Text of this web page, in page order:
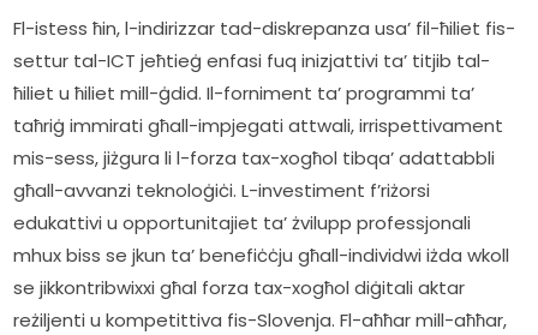
Fl-istess ħin, l-indirizzar tad-diskrepanza usa’ fil-ħiliet fis-
settur tal-ICT jeħtieġ enfasi fuq inizjattivi ta’ titjib tal-
ħiliet u ħiliet mill-ġdid. Il-forniment ta’ programmi ta’
taħriġ immirati għall-impjegati attwali, irrispettivament
mis-sess, jiżgura li l-forza tax-xogħol tibqa’ adattabbli
għall-avvanzi teknoloġiċi. L-investiment f’riżorsi
edukattivi u opportunitajiet ta’ żvilupp professjonali
mhux biss se jkun ta’ benefiċċju għall-individwi iżda wkoll
se jikkontribwixxi għal forza tax-xogħol diġitali aktar
reżiljenti u kompetittiva fis-Slovenja. Fl-aħħar mill-aħħar,